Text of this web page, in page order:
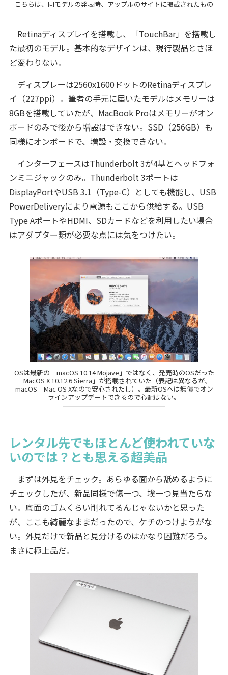
こちらは、同モデルの発表時、アップルのサイトに掲載されたもの
Retinaディスプレイを搭載し、「TouchBar」を搭載し
た最初のモデル。基本的なデザインは、現行製品とさほ
ど変わりない。
ディスプレーは2560x1600ドットのRetinaディスプレ
イ（227ppi）。筆者の手元に届いたモデルはメモリーは
8GBを搭載していたが、MacBook Proはメモリーがオン
ボードのみで後から増設はできない。SSD（256GB）も
同様にオンボードで、増設・交換できない。
インターフェースはThunderbolt 3が4基とヘッドフォ
ンミニジャックのみ。Thunderbolt 3ポートは
DisplayPortやUSB 3.1（Type-C）としても機能し、USB
PowerDeliveryにより電源もここから供給する。USB
Type AポートやHDMI、SDカードなどを利用したい場合
はアダプター類が必要な点には気をつけたい。
OSは最新の「macOS 10.14 Mojave」ではなく、発売時のOSだった
「MacOS X 10.12.6 Sierra」が搭載されていた（表記は異なるが、
macOS＝Mac OS Xなので安心されたし）。最新OSへは無償でオン
ラインアップデートできるので心配はない。
レンタル先でもほとんど使われていな
いのでは？とも思える超美品
まずは外見をチェック。あらゆる面から舐めるように
チェックしたが、新品同様で傷一つ、埃一つ見当たらな
い。底面のゴムくらい削れてるんじゃないかと思った
が、ここも綺麗なままだったので、ケチのつけようがな
い。外見だけで新品と見分けるのはかなり困難だろう。
まさに極上品だ。